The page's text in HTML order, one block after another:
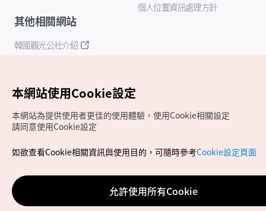
個人位置資訊處理方針
其他相關網站
韓國觀光公社介紹
Copyrights (c) 韓國觀光公社版權所有
如有相關疑問或建議，歡迎來信至官方信箱
chinese_big5@knto.or.kr
本網站使用Cookie設定
本網站為提供使用者更佳的使用體驗，使用Cookie相關設定
請同意使用Cookie設定
如欲查看Cookie相關資訊與使用目的，可隨時參考Cookie設定頁面
允許使用所有Cookie